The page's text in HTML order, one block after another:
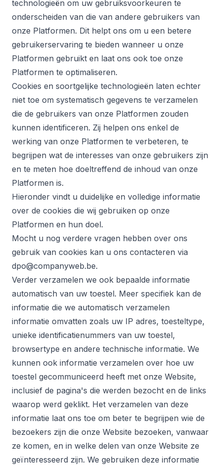
technologieën om uw gebruiksvoorkeuren te
onderscheiden van die van andere gebruikers van
onze Platformen. Dit helpt ons om u een betere
gebruikerservaring te bieden wanneer u onze
Platformen gebruikt en laat ons ook toe onze
Platformen te optimaliseren.
Cookies en soortgelijke technologieën laten echter
niet toe om systematisch gegevens te verzamelen
die de gebruikers van onze Platformen zouden
kunnen identificeren. Zij helpen ons enkel de
werking van onze Platformen te verbeteren, te
begrijpen wat de interesses van onze gebruikers zijn
en te meten hoe doeltreffend de inhoud van onze
Platformen is.
Hieronder vindt u duidelijke en volledige informatie
over de cookies die wij gebruiken op onze
Platformen en hun doel.
Mocht u nog verdere vragen hebben over ons
gebruik van cookies kan u ons contacteren via
dpo@companyweb.be.
Verder verzamelen we ook bepaalde informatie
automatisch van uw toestel. Meer specifiek kan de
informatie die we automatisch verzamelen
informatie omvatten zoals uw IP adres, toesteltype,
unieke identificatienummers van uw toestel,
browsertype en andere technische informatie. We
kunnen ook informatie verzamelen over hoe uw
toestel gecommuniceerd heeft met onze Website,
inclusief de pagina's die werden bezocht en de links
waarop werd geklikt. Het verzamelen van deze
informatie laat ons toe om beter te begrijpen wie de
bezoekers zijn die onze Website bezoeken, vanwaar
ze komen, en in welke delen van onze Website ze
geïnteresseerd zijn. We gebruiken deze informatie